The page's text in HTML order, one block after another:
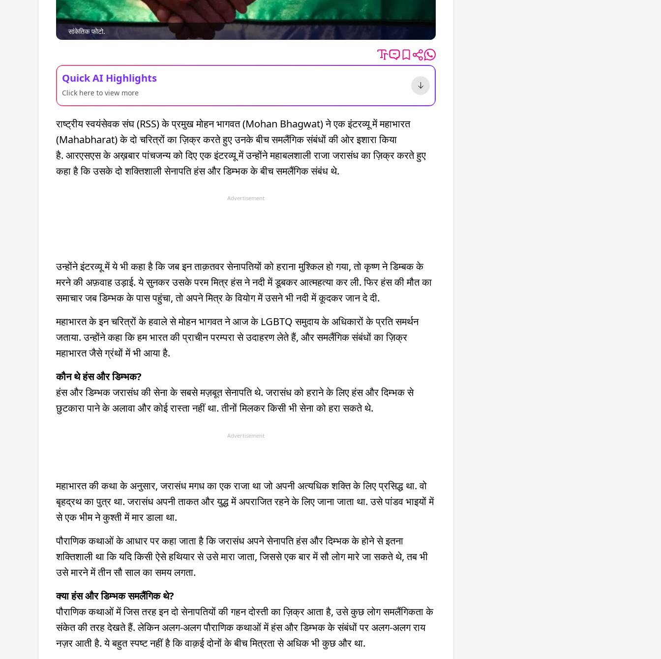
सांकेतिक फोटो.
Quick AI Highlights
Click here to view more
राष्ट्रीय स्वयंसेवक संघ (RSS) के प्रमुख मोहन भागवत (Mohan Bhagwat) ने एक इंटरव्यू में महाभारत
(Mahabharat) के दो चरित्रों का ज़िक्र करते हुए उनके बीच समलैंगिक संबंधों की ओर इशारा किया
है. आरएसएस के अख़बार पांचजन्य को दिए एक इंटरव्यू में उन्होंने महाबलशाली राजा जरासंध का ज़िक्र करते हुए
कहा है कि उसके दो शक्तिशाली सेनापति हंस और डिम्भक के बीच समलैंगिक संबंध थे.
Advertisement
उन्होंने इंटरव्यू में ये भी कहा है कि जब इन ताक़तवर सेनापतियों को हराना मुश्किल हो गया, तो कृष्ण ने डिम्बक के
मरने की अफ़वाह उड़ाई. ये सुनकर उसके परम मित्र हंस ने नदी में डूबकर आत्महत्या कर ली. फिर हंस की मौत का
समाचार जब डिम्भक के पास पहुंचा, तो अपने मित्र के वियोग में उसने भी नदी में कूदकर जान दे दी.
महाभारत के इन चरित्रों के हवाले से मोहन भागवत ने आज के LGBTQ समुदाय के अधिकारों के प्रति समर्थन
जताया. उन्होंने कहा कि हम भारत की प्राचीन परम्परा से उदाहरण लेते हैं, और समलैंगिक संबंधों का ज़िक्र
महाभारत जैसे ग्रंथों में भी आया है.
कौन थे हंस और डिम्भक?
हंस और डिम्भक जरासंध की सेना के सबसे मज़बूत सेनापति थे. जरासंध को हराने के लिए हंस और दिम्भक से
छुटकारा पाने के अलावा और कोई रास्ता नहीं था. तीनों मिलकर किसी भी सेना को हरा सकते थे.
Advertisement
महाभारत की कथा के अनुसार, जरासंध मगध का एक राजा था जो अपनी अत्यधिक शक्ति के लिए प्रसिद्ध था. वो
बृहद्रथ का पुत्र था. जरासंध अपनी ताकत और युद्ध में अपराजित रहने के लिए जाना जाता था. उसे पांडव भाइयों में
से एक भीम ने कुश्ती में मार डाला था.
पौराणिक कथाओं के आधार पर कहा जाता है कि जरासंध अपने सेनापति हंस और दिम्भक के होने से इतना
शक्तिशाली था कि यदि किसी ऐसे हथियार से उसे मारा जाता, जिससे एक बार में सौ लोग मारे जा सकते थे, तब भी
उसे मारने में तीन सौ साल का समय लगता.
क्या हंस और डिम्भक समलैंगिक थे?
पौराणिक कथाओं में जिस तरह इन दो सेनापतियों की गहन दोस्ती का ज़िक्र आता है, उसे कुछ लोग समलैंगिकता के
संकेत की तरह देखते हैं. लेकिन अलग-अलग पौराणिक कथाओं में हंस और डिम्भक के संबंधों पर अलग-अलग राय
नज़र आती है. ये बहुत स्पष्ट नहीं है कि वाक़ई दोनों के बीच मित्रता से अधिक भी कुछ और था.